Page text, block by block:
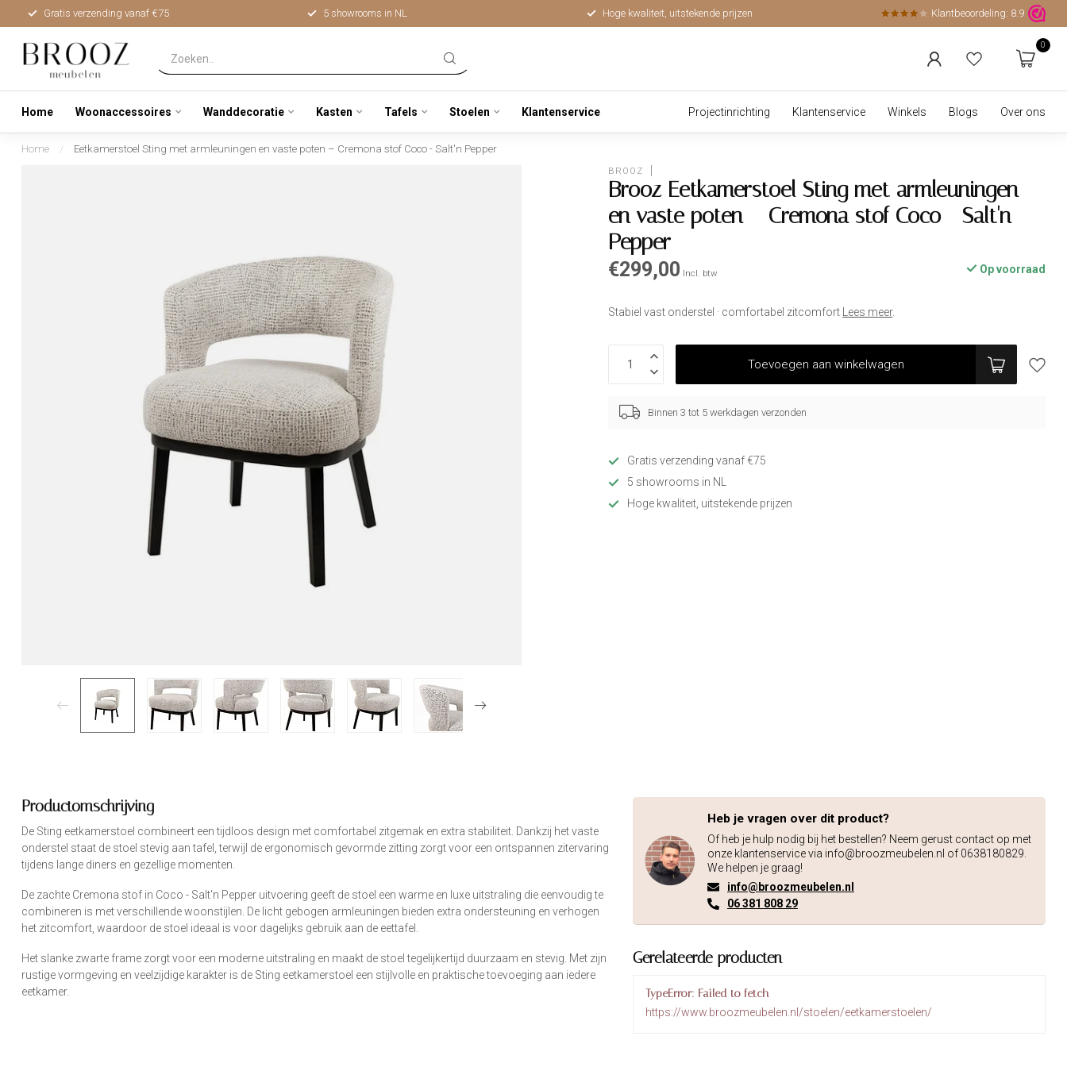
Gratis verzending vanaf €75 5 showrooms in NL Hoge kwaliteit, uitstekende prijzen Klantbeoordeling: 8.9
0
Home Woonaccessoires Wanddecoratie Kasten Tafels Stoelen Klantenservice Projectinrichting Klantenservice Winkels Blogs Over ons
Home / Eetkamerstoel Sting met armleuningen en vaste poten – Cremona stof Coco - Salt'n Pepper
BROOZ
Brooz Eetkamerstoel Sting met armleuningen
en vaste poten – Cremona stof Coco - Salt'n
Pepper
€299,00 Incl. btw Op voorraad
Stabiel vast onderstel · comfortabel zitcomfort Lees meer.
Toevoegen aan winkelwagen
Binnen 3 tot 5 werkdagen verzonden
Gratis verzending vanaf €75
5 showrooms in NL
Hoge kwaliteit, uitstekende prijzen
Productomschrijving
De Sting eetkamerstoel combineert een tijdloos design met comfortabel zitgemak en extra stabiliteit. Dankzij het vaste
onderstel staat de stoel stevig aan tafel, terwijl de ergonomisch gevormde zitting zorgt voor een ontspannen zitervaring
tijdens lange diners en gezellige momenten.
De zachte Cremona stof in Coco - Salt'n Pepper uitvoering geeft de stoel een warme en luxe uitstraling die eenvoudig te
combineren is met verschillende woonstijlen. De licht gebogen armleuningen bieden extra ondersteuning en verhogen
het zitcomfort, waardoor de stoel ideaal is voor dagelijks gebruik aan de eettafel.
Het slanke zwarte frame zorgt voor een moderne uitstraling en maakt de stoel tegelijkertijd duurzaam en stevig. Met zijn
rustige vormgeving en veelzijdige karakter is de Sting eetkamerstoel een stijlvolle en praktische toevoeging aan iedere
eetkamer.
Heb je vragen over dit product?
Of heb je hulp nodig bij het bestellen? Neem gerust contact op met
onze klantenservice via info@broozmeubelen.nl of 0638180829.
We helpen je graag!
info@broozmeubelen.nl
06 381 808 29
Gerelateerde producten
TypeError: Failed to fetch
https://www.broozmeubelen.nl/stoelen/eetkamerstoelen/